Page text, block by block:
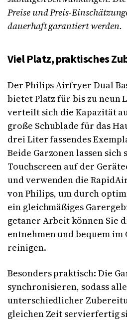
Preise und Preis-
dauerhaft garantiert werden.
Viel Platz, praktisches
Der Philips Airfryer Dual
bietet Platz für bis zu neun
verteilt sich die Kapazität
große Schublade für das
drei Liter fassendes
Beide Garzonen lassen sich
Touchscreen auf der
und verwenden die
von Philips, um durch
ein gleichmäßiges
getaner Arbeit können Sie
entnehmen und bequem
reinigen.
Besonders praktisch: Die
synchronisieren, sodass
unterschiedlicher
gleichen Zeit servierfertig